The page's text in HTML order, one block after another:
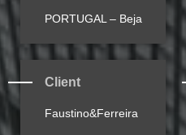
PORTUGAL – Beja
Client
Faustino&Ferreira